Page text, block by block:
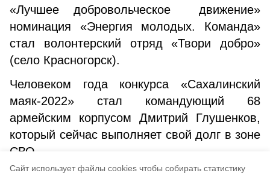
Cайт использует файлы cookies чтобы собирать статистику
«Лучшее добровольческое движение»
номинация «Энергия молодых. Команда»
стал волонтерский отряд «Твори добро»
(село Красногорск).
Человеком года конкурса «Сахалинский
маяк-2022» стал командующий 68
армейским корпусом Дмитрий Глушенков,
который сейчас выполняет свой долг в зоне
СВО.